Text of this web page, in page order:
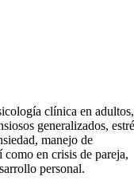
clínica en adultos,
generalizados,
manejo de
en crisis de pareja,
personal.